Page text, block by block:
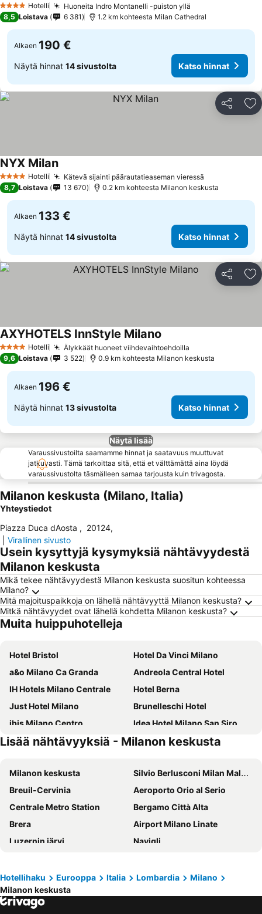
4 Tähtiluokitus
Hotelli Huoneita Indro Montanelli -puiston yllä
8,5 Loistava 6 381 1.2 km kohteesta Milan Cathedral
Alkaen 190 €
Näytä hinnat 14 sivustolta Katso hinnat
Jaa
4 Tähtiluokitus
Hotelli Kätevä sijainti päärautatieaseman vieressä
NYX Milan
8,7 Loistava 13 670 0.2 km kohteesta Milanon keskusta
Alkaen 133 €
Näytä hinnat 14 sivustolta Katso hinnat
Jaa
4 Tähtiluokitus
Hotelli Älykkäät huoneet viihdevaihtoehdoilla
AXYHOTELS InnStyle Milano
9,6 Loistava 3 522 0.9 km kohteesta Milanon keskusta
Alkaen 196 €
Näytä hinnat 13 sivustolta Katso hinnat
Näytä lisää
Varaussivustoilta saamamme hinnat ja saatavuus muuttuvat
jatkuvasti. Tämä tarkoittaa sitä, että et välttämättä aina löydä
varaussivustolta täsmälleen samaa tarjousta kuin trivagosta.
Milanon keskusta (Milano, Italia)
Yhteystiedot
Piazza Duca dAosta , 20124,
Virallinen sivusto
Usein kysyttyjä kysymyksiä nähtävyydestä
Milanon keskusta
Mikä tekee nähtävyydestä Milanon keskusta suositun kohteessa
Milano?
Mitä majoituspaikkoja on lähellä nähtävyyttä Milanon keskusta?
Mitkä nähtävyydet ovat lähellä kohdetta Milanon keskusta?
Muita huippuhotelleja
Hotel Bristol
Hotel Da Vinci Milano
a&o Milano Ca Granda
Andreola Central Hotel
IH Hotels Milano Centrale
Hotel Berna
Just Hotel Milano
Brunelleschi Hotel
ibis Milano Centro
Idea Hotel Milano San Siro
Hotel Metropoli
B&B Hotel Milano Central Station
Hotel Raffaello
Hotel Centrale
Best Western Hotel Madison
Quark Hotel Milano
B&B HOTEL Milano Ornato
Golden Milano Hotel
Hotel Stradivari
Hotel Dei Cavalieri Milano Duomo
Doria Grand Hotel
Spice Milano
iH Hotels Milano Lorenteggio
Glam Milano
Klima Hotel Milano Fiere
Milan Suite Hotel
Lisää nähtävyyksiä - Milanon keskusta
Milanon keskusta
Silvio Berlusconi Milan Malpensa Airport
Breuil-Cervinia
Aeroporto Orio al Serio
Centrale Metro Station
Bergamo Città Alta
Brera
Airport Milano Linate
Luzernin järvi
Navigli
Central Station
Lago d' Iseo
San Siro
Piazza Principe Station
Hotellihaku Eurooppa Italia Lombardia
Milano
Milanon keskusta